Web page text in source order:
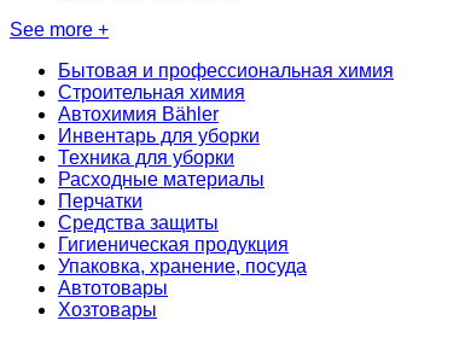
See more +
Бытовая и профессиональная химия
Строительная химия
Автохимия Bähler
Инвентарь для уборки
Техника для уборки
Расходные материалы
Перчатки
Средства защиты
Гигиеническая продукция
Упаковка, хранение, посуда
Автотовары
Хозтовары